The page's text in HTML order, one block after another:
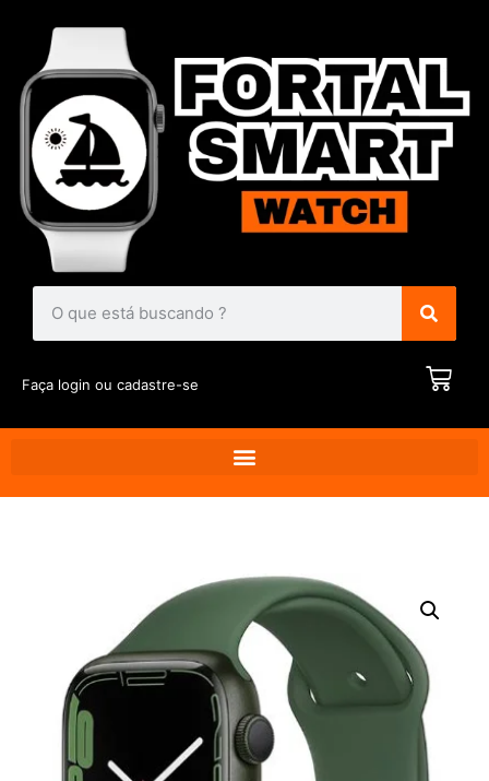
Faça login ou cadastre-se